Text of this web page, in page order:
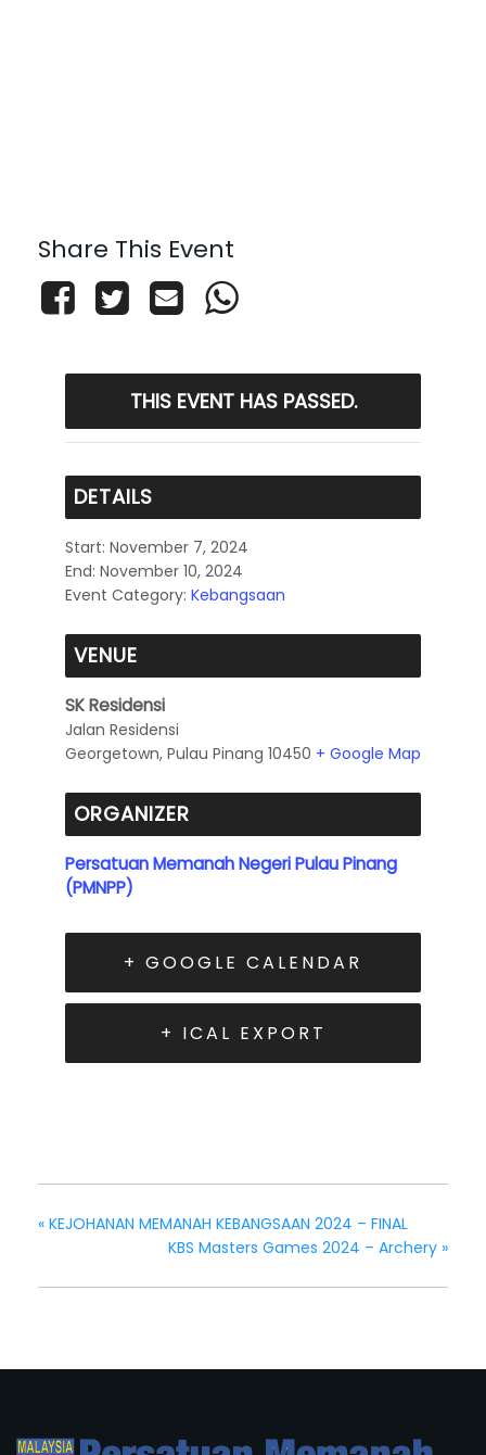
Share This Event
THIS EVENT HAS PASSED.
DETAILS
Start: November 7, 2024
End: November 10, 2024
Event Category: Kebangsaan
VENUE
SK Residensi
Jalan Residensi
Georgetown, Pulau Pinang 10450 + Google Map
ORGANIZER
Persatuan Memanah Negeri Pulau Pinang
(PMNPP)
+ GOOGLE CALENDAR
+ ICAL EXPORT
« KEJOHANAN MEMANAH KEBANGSAAN 2024 – FINAL
KBS Masters Games 2024 – Archery »